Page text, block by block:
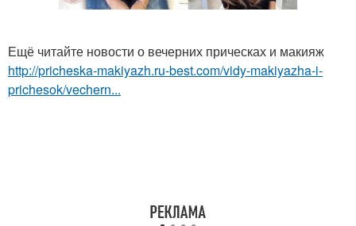
Ещё читайте новости о вечерних прическах и макияж
http://pricheska-makiyazh.ru-best.com/vidy-makiyazha-i-
prichesok/vechern...